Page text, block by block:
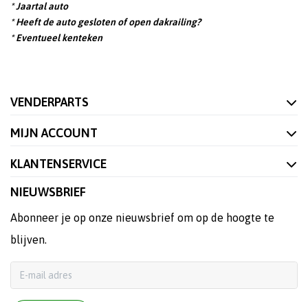
* Jaartal auto
* Heeft de auto gesloten of open dakrailing?
* Eventueel kenteken
VENDERPARTS
MIJN ACCOUNT
KLANTENSERVICE
NIEUWSBRIEF
Abonneer je op onze nieuwsbrief om op de hoogte te
blijven.